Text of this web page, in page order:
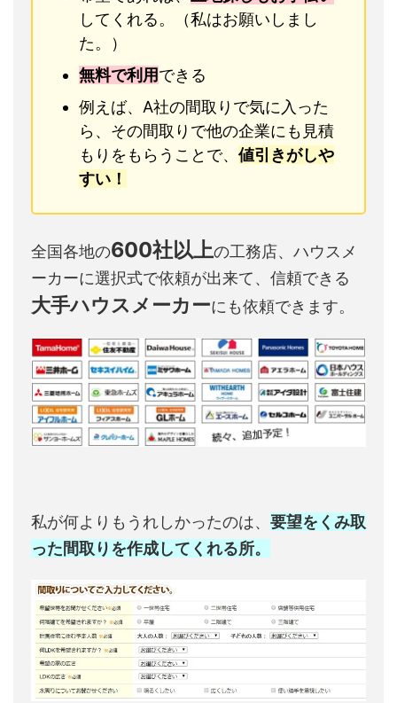
してくれる。（私はお願いしまし
た。）
無料で利用できる
例えば、A社の間取りで気に入った
ら、その間取りで他の企業にも見積
もりをもらうことで、 値引きがしや
すい！
全国各地の600社以上の工務店、ハウスメ
ーカーに選択式で依頼が出来て、信頼できる
大手ハウスメーカーにも依頼できます。
私が何よりもうれしかったのは、 要望をくみ取
った間取りを作成してくれる所。